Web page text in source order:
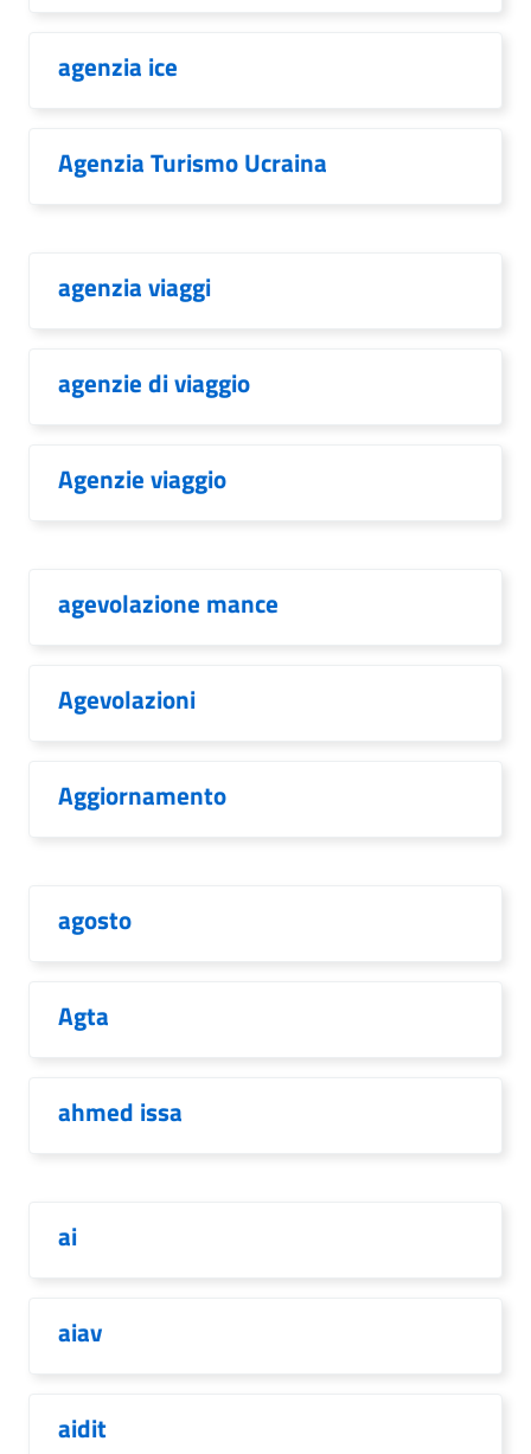
agenzia ice
Agenzia Turismo Ucraina
agenzia viaggi
agenzie di viaggio
Agenzie viaggio
agevolazione mance
Agevolazioni
Aggiornamento
agosto
Agta
ahmed issa
ai
aiav
aidit